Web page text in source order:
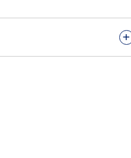
+
destacado que ha tenido